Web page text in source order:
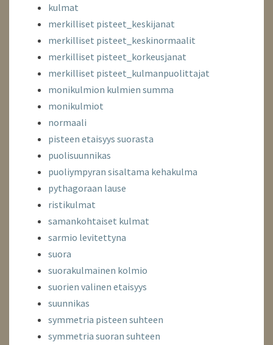
kulmat
merkilliset pisteet_keskijanat
merkilliset pisteet_keskinormaalit
merkilliset pisteet_korkeusjanat
merkilliset pisteet_kulmanpuolittajat
monikulmion kulmien summa
monikulmiot
normaali
pisteen etaisyys suorasta
puolisuunnikas
puoliympyran sisaltama kehakulma
pythagoraan lause
ristikulmat
samankohtaiset kulmat
sarmio levitettyna
suora
suorakulmainen kolmio
suorien valinen etaisyys
suunnikas
symmetria pisteen suhteen
symmetria suoran suhteen